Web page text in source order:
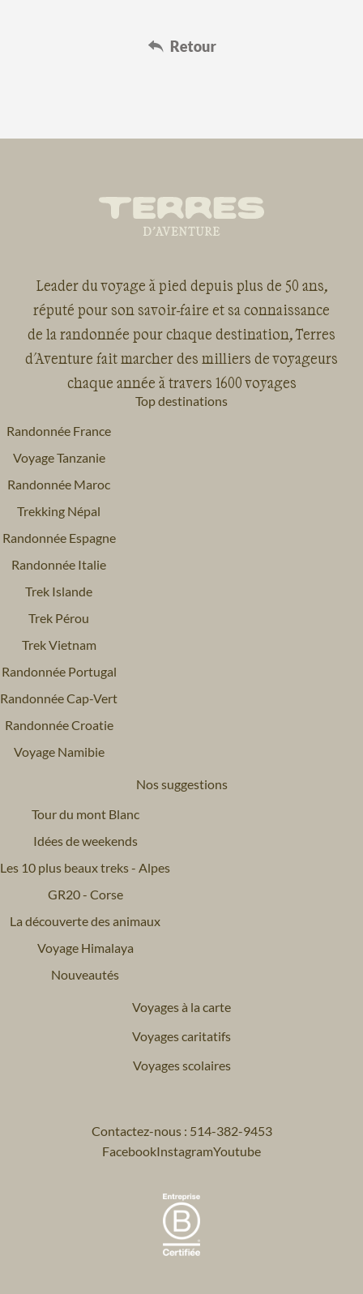
Leader du voyage à pied depuis plus de 50 ans,
réputé pour son savoir-faire et sa connaissance
de la randonnée pour chaque destination, Terres
d'Aventure fait marcher des milliers de voyageurs
chaque année à travers 1600 voyages
Top destinations
Randonnée France
Voyage Tanzanie
Randonnée Maroc
Trekking Népal
Randonnée Espagne
Randonnée Italie
Trek Islande
Trek Pérou
Trek Vietnam
Randonnée Portugal
Randonnée Cap-Vert
Randonnée Croatie
Voyage Namibie
Nos suggestions
Tour du mont Blanc
Idées de weekends
Les 10 plus beaux treks - Alpes
GR20 - Corse
La découverte des animaux
Voyage Himalaya
Nouveautés
Voyages à la carte
Voyages caritatifs
Voyages scolaires
Contactez-nous : 514-382-9453
FacebookInstagramYoutube